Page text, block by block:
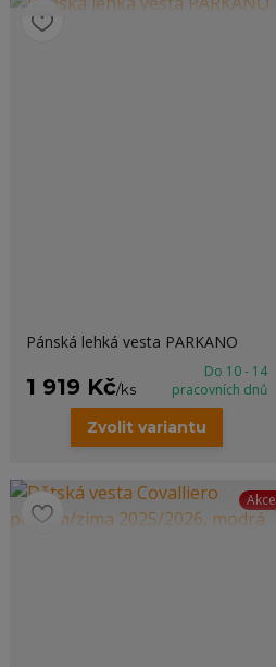
Pánská lehká vesta PARKANO
1 919 Kč/ks
Do 10 - 14
pracovních dnů
Zvolit variantu
Akce